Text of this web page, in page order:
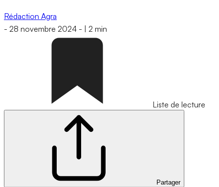
Rédaction Agra
- 28 novembre 2024 - 2 min
Liste de lecture
Partager